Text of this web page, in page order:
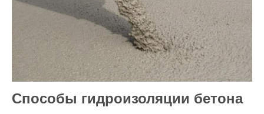
Способы гидроизоляции бетона